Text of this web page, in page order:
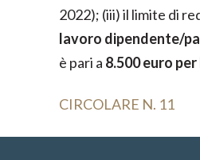
2022); (iii) il limite di
lavoro dipendente/
è pari a 8.500 euro per
CIRCOLARE N. 11